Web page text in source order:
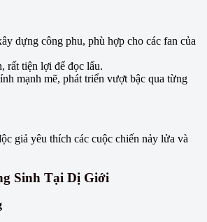
dựng công phu, phù hợp cho các fan của
rất tiện lợi để đọc lẩu.
mạnh mẽ, phát triển vượt bậc qua từng
giả yêu thích các cuộc chiến nảy lửa và
Sinh Tại Dị Giới